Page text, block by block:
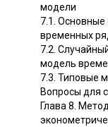
модели
7.1.
временных
7.2.
модель
7.3. Типовые
Вопросы для
Глава 8.